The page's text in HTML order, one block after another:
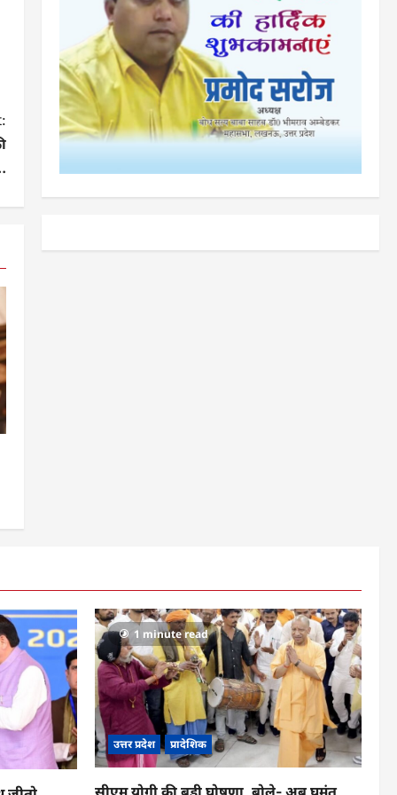
1 minute read
उत्तर प्रदेश प्रादेशिक